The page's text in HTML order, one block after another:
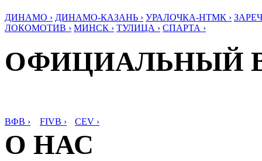
ДИНАМО › ДИНАМО-КАЗАНЬ › УРАЛОЧКА-НТМК ›
ЛОКОМОТИВ › МИНСК › ТУЛИЦА › СПАРТА ›
ОФИЦИАЛЬНЫЙ
ВФВ › FIVB › CEV ›
О НАС